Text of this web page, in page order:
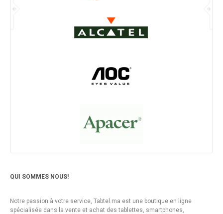
QUI SOMMES NOUS!
Notre passion à votre service, Tabtel.ma est une boutique en ligne
spécialisée dans la vente et achat des tablettes, smartphones,